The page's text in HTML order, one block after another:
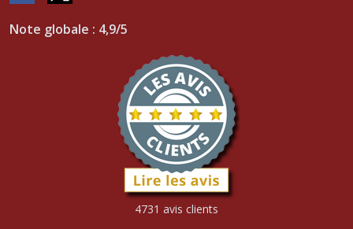
Note globale : 4,9/5
4731 avis clients